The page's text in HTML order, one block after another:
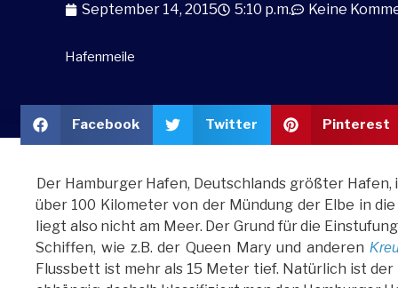
September 14, 2015 5:10 p.m. Keine
Hafenmeile
Facebook Twitter Pinterest
Der Hamburger Hafen, Deutschlands größter
über 100 Kilometer von der Mündung der Elbe in
liegt also nicht am Meer. Der Grund für die
Schiffen, wie z.B. der Queen Mary und anderen
Flussbett ist mehr als 15 Meter tief. Natürlich ist